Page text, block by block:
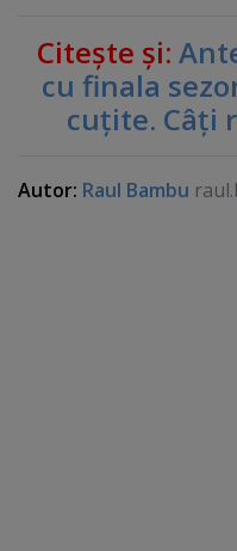
Citeşte şi:
cu finala
cuţite. Câţi
Autor: Raul Bambu